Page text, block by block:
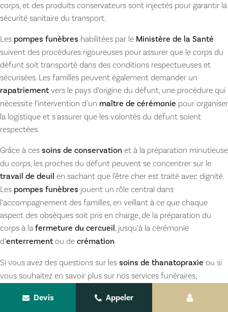
corps, et des produits conservateurs sont injectés pour garantir la
sécurité sanitaire du transport.
Les pompes funèbres habilitées par le Ministère de la Santé
suivent des procédures rigoureuses pour assurer que le corps du
défunt soit transporté dans des conditions respectueuses et
sécurisées. Les familles peuvent également demander un
rapatriementvers le pays d’origine du défunt, une procédure qui
nécessite l’intervention d'un maître de cérémonie pour organiser
la logistique et s'assurer que les volontés du défunt soient
respectées.
Grâce à ces soins de conservation et à la préparation minutieuse
du corps, les proches du défunt peuvent se concentrer sur le
travail de deuil en sachant que l’être cher est traité avec dignité.
Les pompes funèbres jouent un rôle central dans
l’accompagnement des familles, en veillant à ce que chaque
aspect des obsèques soit pris en charge, de la préparation du
corps à la fermeture du cercueil, jusqu’à la cérémonie
d’enterrementou de crémation.
Si vous avez des questions sur les soins de thanatopraxie ou si
vous souhaitez en savoir plus sur nos services funéraires,
Nous sommes à votre écoute pour vous accompagner dans
Devis Appeler